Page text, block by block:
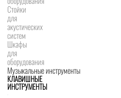
Стойки
для
акустических
систем
Шкафы
для
оборудования
Музыкальные инструменты
КЛАВИШНЫЕ
ИНСТРУМЕНТЫ